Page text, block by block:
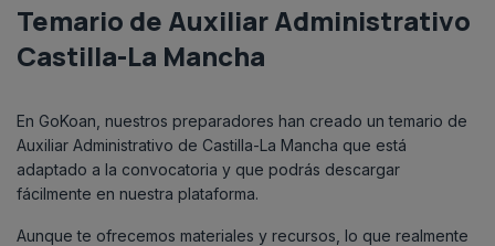
Temario de Auxiliar Administrativo
Castilla-La Mancha
En GoKoan, nuestros preparadores han creado un temario de
Auxiliar Administrativo de Castilla-La Mancha que está
adaptado a la convocatoria y que podrás descargar
fácilmente en nuestra plataforma.
Aunque te ofrecemos materiales y recursos, lo que realmente